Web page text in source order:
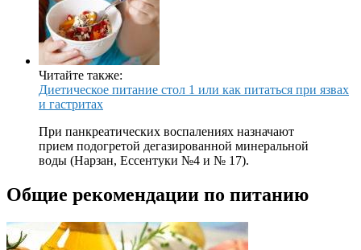
Читайте также:
Диетическое питание стол 1 или как питаться при язвах
и гастритах
При панкреатических воспалениях назначают
прием подогретой дегазированной минеральной
воды (Нарзан, Ессентуки №4 и № 17).
Общие рекомендации по питанию